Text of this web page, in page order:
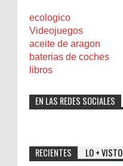
ecologico
Videojuegos
aceite de aragon
baterias de coches
libros
EN LAS REDES SOCIALES
RECIENTES LO + VISTO